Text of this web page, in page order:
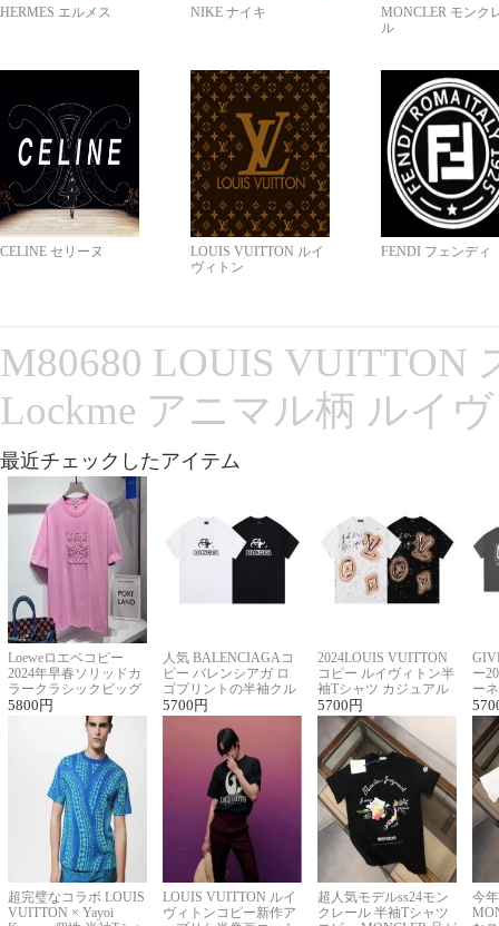
HERMES エルメス NIKE ナイキ
MONCLER モンク
ル
CELINE セリーヌ
LOUIS VUITTON ルイ
ヴィトン
FENDI フェンディ
M80680 LOUIS VUITTON
Lockme アニマル柄 ルイ
最近チェックしたアイテム
Loeweロエベコピー
2024年早春ソリッドカ
ラークラシックビッグ
ロゴ刺繍Tシャツ
5800 円
人気 BALENCIAGAコ
ピー バレンシアガ ロ
ゴプリントの半袖クル
ーネックTシャツ
5700 円
2024LOUIS VUITTON
コピー ルイヴィトン半
袖Tシャツ カジュアル
に馴染む 2色展開
5700 円
ー
ー
ー
超完璧なコラボ LOUIS
VUITTON × Yayoi
LOUIS VUITTON ルイ
ヴィトンコピー新作ア
超人気モデルss24モン
クレール 半袖Tシャツ
今